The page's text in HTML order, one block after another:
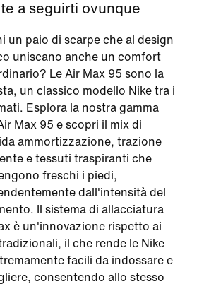
a seguirti ovunque
un paio di scarpe che al design
uniscano anche un comfort
Le Air Max 95 sono la
un classico modello Nike tra i
Esplora la nostra gamma
Max 95 e scopri il mix di
ammortizzazione, trazione
e tessuti traspiranti che
freschi i piedi,
dall'intensità del
Il sistema di allacciatura
è un'innovazione rispetto ai
il che rende le Nike
facili da indossare e
consentendo allo stesso